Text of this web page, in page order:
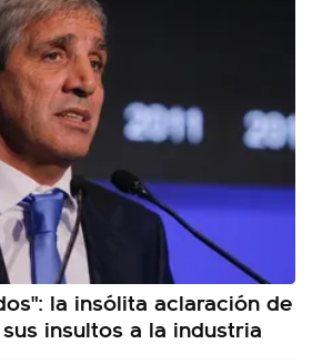
la insólita aclaración de
insultos a la industria